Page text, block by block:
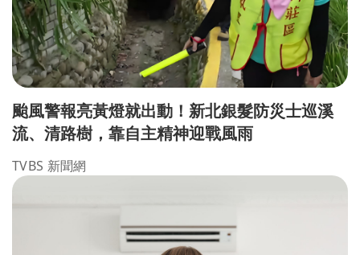
颱風警報亮黃燈就出動！新北銀髮防災士巡溪
流、清路樹，靠自主精神迎戰風雨
TVBS 新聞網